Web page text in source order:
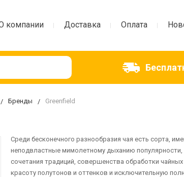
компании Доставка Оплата
Бренды Greenfield
Среди бесконечного разнообразия чая есть сорта,
неподвластные мимолетному дыханию
сочетания традиций, совершенства обработки
красоту полутонов и оттенков и исключительную